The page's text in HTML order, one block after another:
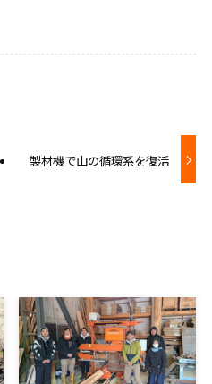
製材機で山の循環系を復活